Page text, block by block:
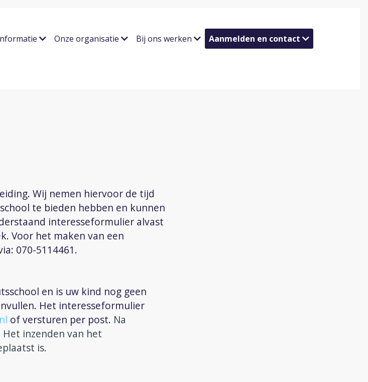
Onze organisatie Bij ons werken
Aanmelden en contact
Wij nemen hiervoor de tijd
te bieden hebben en kunnen
interesseformulier alvast
Voor het maken van een
070-5114461.
en is uw kind nog geen
Het interesseformulier
of versturen per post. Na
inzenden van het
is.